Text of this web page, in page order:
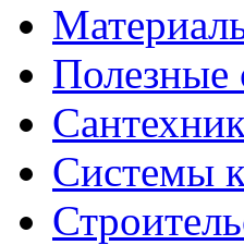
Полезные
Системы